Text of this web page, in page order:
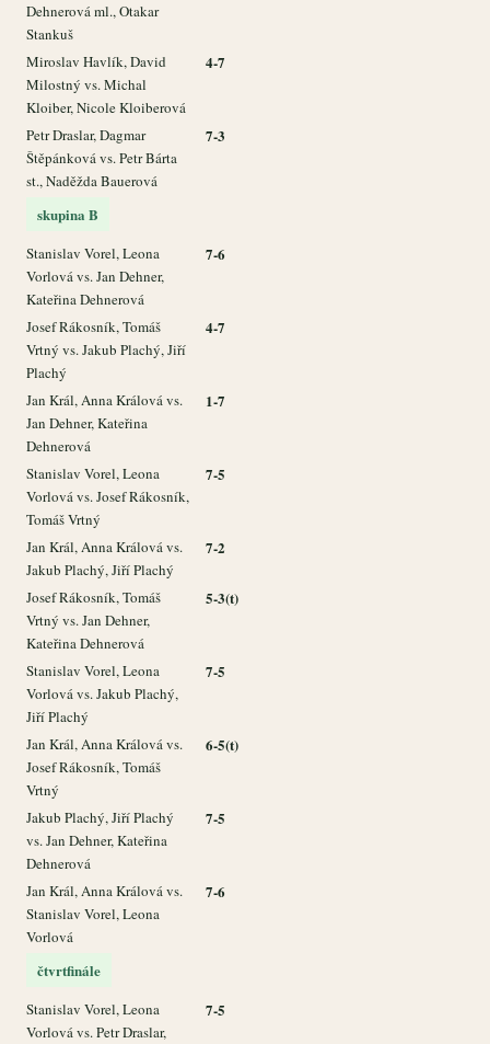
Dehnerová ml., Otakar
Stankuš
Miroslav Havlík, David
Milostný vs. Michal
Kloiber, Nicole Kloiberová
4-7
Petr Draslar, Dagmar
Štěpánková vs. Petr Bárta
st., Naděžda Bauerová
7-3
skupina B
Stanislav Vorel, Leona
Vorlová vs. Jan Dehner,
Kateřina Dehnerová
7-6
Josef Rákosník, Tomáš
Vrtný vs. Jakub Plachý, Jiří
Plachý
4-7
Jan Král, Anna Králová vs.
Jan Dehner, Kateřina
Dehnerová
1-7
Stanislav Vorel, Leona
Vorlová vs. Josef Rákosník,
Tomáš Vrtný
7-5
Jan Král, Anna Králová vs.
Jakub Plachý, Jiří Plachý
7-2
Josef Rákosník, Tomáš
Vrtný vs. Jan Dehner,
Kateřina Dehnerová
5-3(t)
Stanislav Vorel, Leona
Vorlová vs. Jakub Plachý,
Jiří Plachý
7-5
Jan Král, Anna Králová vs.
Josef Rákosník, Tomáš
Vrtný
6-5(t)
Jakub Plachý, Jiří Plachý
vs. Jan Dehner, Kateřina
Dehnerová
7-5
Jan Král, Anna Králová vs.
Stanislav Vorel, Leona
Vorlová
7-6
čtvrtfinále
Stanislav Vorel, Leona
Vorlová vs. Petr Draslar,
7-5